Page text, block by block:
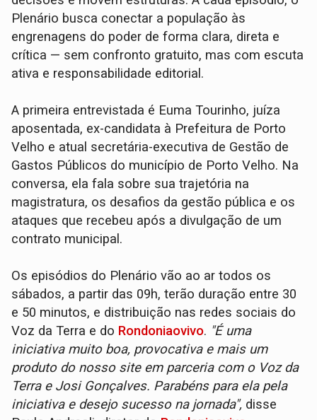
Plenário busca conectar a população às
engrenagens do poder de forma clara, direta e
crítica — sem confronto gratuito, mas com escuta
ativa e responsabilidade editorial.
A primeira entrevistada é Euma Tourinho, juíza
aposentada, ex-candidata à Prefeitura de Porto
Velho e atual secretária-executiva de Gestão de
Gastos Públicos do município de Porto Velho. Na
conversa, ela fala sobre sua trajetória na
magistratura, os desafios da gestão pública e os
ataques que recebeu após a divulgação de um
contrato municipal.
Os episódios do Plenário vão ao ar todos os
sábados, a partir das 09h, terão duração entre 30
e 50 minutos, e distribuição nas redes sociais do
Voz da Terra e do Rondoniaovivo. "É uma
iniciativa muito boa, provocativa e mais um
produto do nosso site em parceria com o Voz da
Terra e Josi Gonçalves. Parabéns para ela pela
iniciativa e desejo sucesso na jornada", disse